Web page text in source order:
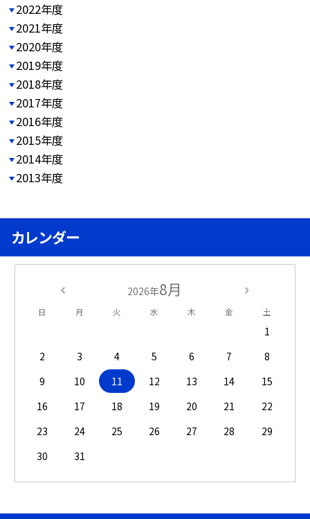
2022年度
2021年度
2020年度
2019年度
2018年度
2017年度
2016年度
2015年度
2014年度
2013年度
カレンダー
2026年8月
日 月 火 水 木 金 土
1
2
3 4 5 6 7
8
9
10 11 12 13 14
15
16
17 18 19 20 21
22
23
24 25 26 27 28
29
30
31